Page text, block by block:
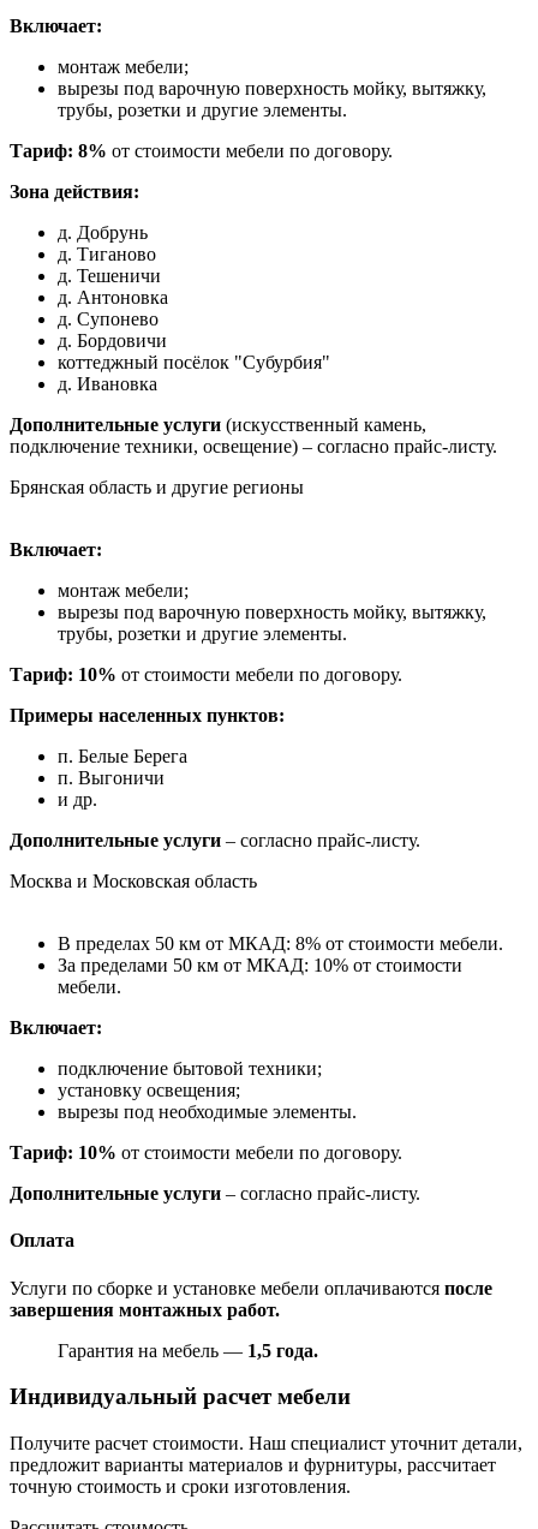
Включает:
монтаж мебели;
вырезы под варочную поверхность мойку, вытяжку,
трубы, розетки и другие элементы.
Тариф: 8% от стоимости мебели по договору.
Зона действия:
д. Добрунь
д. Тиганово
д. Тешеничи
д. Антоновка
д. Супонево
д. Бордовичи
коттеджный посёлок "Субурбия"
д. Ивановка
Дополнительные услуги (искусственный камень,
подключение техники, освещение) – согласно прайс-листу.
Брянская область и другие регионы
Включает:
монтаж мебели;
вырезы под варочную поверхность мойку, вытяжку,
трубы, розетки и другие элементы.
Тариф: 10% от стоимости мебели по договору.
Примеры населенных пунктов:
п. Белые Берега
п. Выгоничи
и др.
Дополнительные услуги – согласно прайс-листу.
Москва и Московская область
В пределах 50 км от МКАД: 8% от стоимости мебели.
За пределами 50 км от МКАД: 10% от стоимости
мебели.
Включает:
подключение бытовой техники;
установку освещения;
вырезы под необходимые элементы.
Тариф: 10% от стоимости мебели по договору.
Дополнительные услуги – согласно прайс-листу.
Оплата
Услуги по сборке и установке мебели оплачиваются после
завершения монтажных работ.
Гарантия на мебель — 1,5 года.
Индивидуальный расчет мебели
Получите расчет стоимости. Наш специалист уточнит детали,
предложит варианты материалов и фурнитуры, рассчитает
точную стоимость и сроки изготовления.